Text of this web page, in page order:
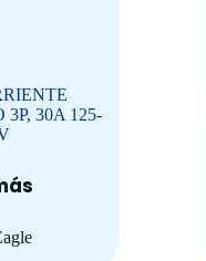
3P, 30A 125-